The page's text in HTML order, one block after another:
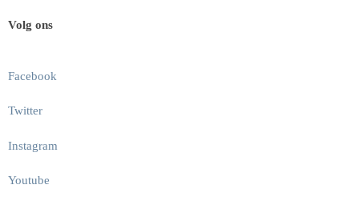
Volg ons
Facebook
Twitter
Instagram
Youtube